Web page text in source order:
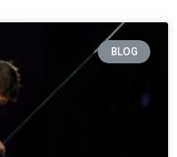
BLOG